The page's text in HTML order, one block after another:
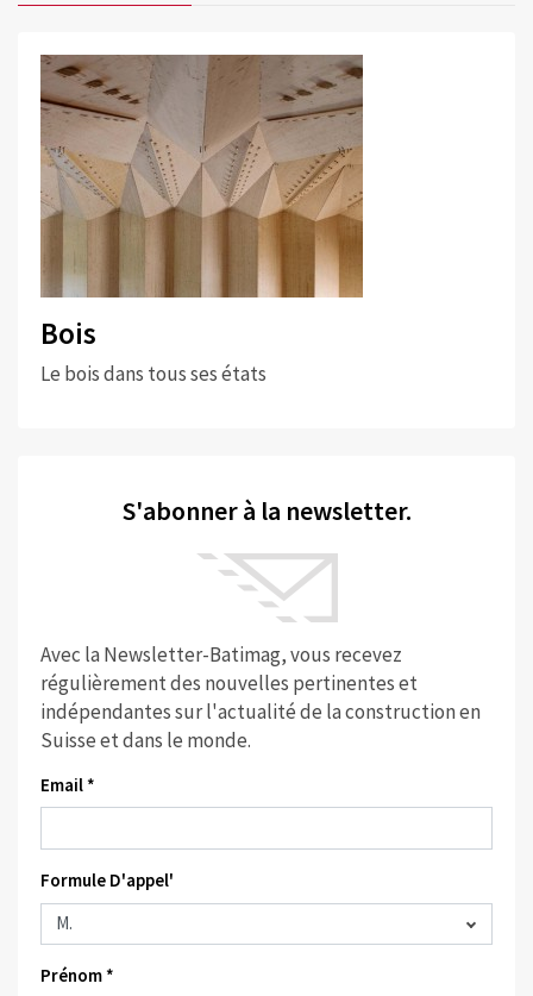
Bois
Le bois dans tous ses états
S'abonner à la newsletter.
Avec la Newsletter-Batimag, vous recevez
régulièrement des nouvelles pertinentes et
indépendantes sur l'actualité de la construction en
Suisse et dans le monde.
Email *
Formule D'appel'
Prénom *